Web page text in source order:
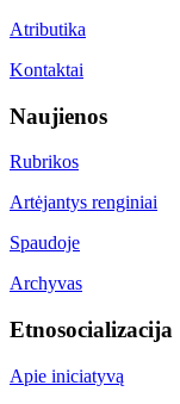
Atributika
Kontaktai
Naujienos
Rubrikos
Artėjantys renginiai
Spaudoje
Archyvas
Etnosocializacija
Apie iniciatyvą